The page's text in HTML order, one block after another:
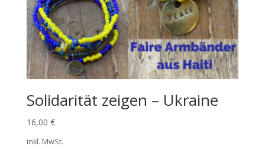
Solidarität zeigen – Ukraine
16,00 €
inkl. MwSt.